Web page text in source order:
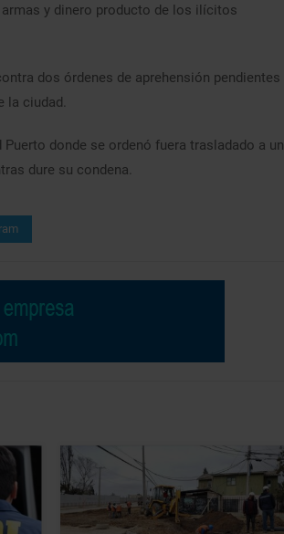
y dinero producto de los ilícitos
dos órdenes de aprehensión pendientes
la ciudad.
donde se ordenó fuera trasladado a un
dure su condena.